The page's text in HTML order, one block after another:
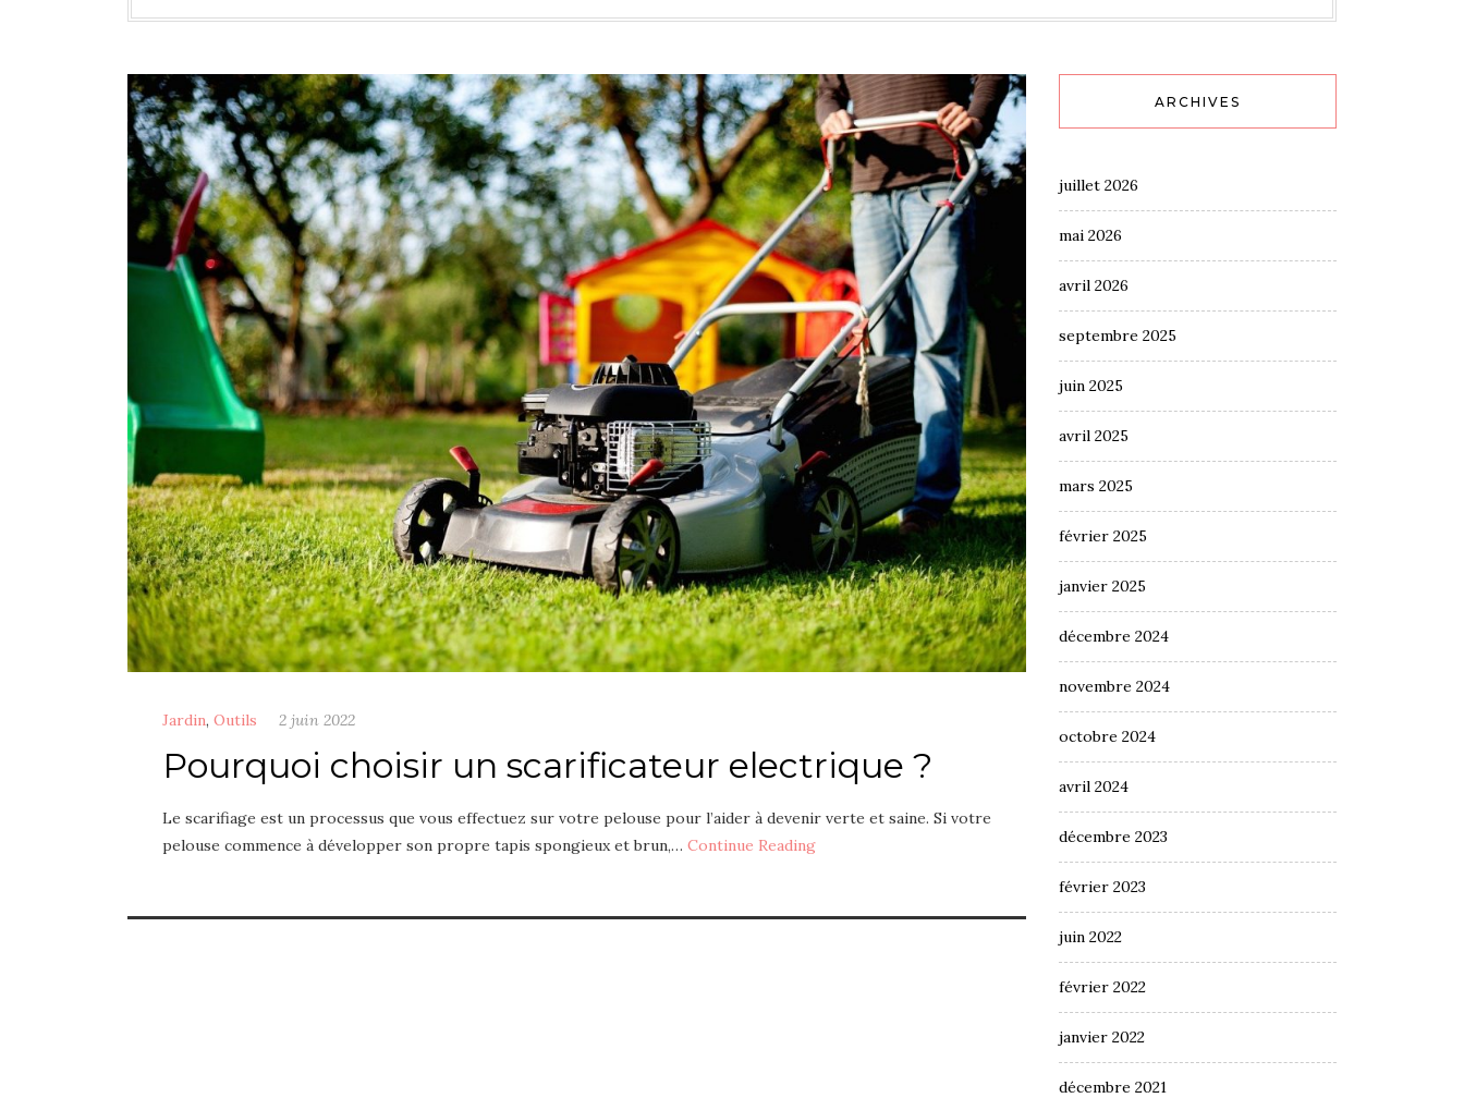
Jardin, Outils 2 juin 2022
Pourquoi choisir un scarificateur electrique ?
Le scarifiage est un processus que vous effectuez sur votre pelouse pour l’aider à devenir verte et saine. Si votre
pelouse commence à développer son propre tapis spongieux et brun,… Continue Reading
ARCHIVES
juillet 2026
mai 2026
avril 2026
septembre 2025
juin 2025
avril 2025
mars 2025
février 2025
janvier 2025
décembre 2024
novembre 2024
octobre 2024
avril 2024
décembre 2023
février 2023
juin 2022
février 2022
janvier 2022
décembre 2021